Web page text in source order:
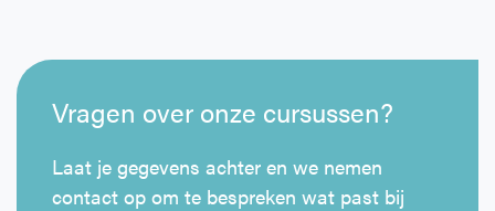
Vragen over onze cursussen?
Laat je gegevens achter en we nemen
contact op om te bespreken wat past bij